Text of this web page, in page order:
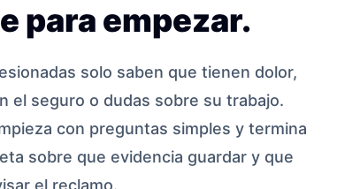
para empezar.
solo saben que tienen dolor,
el seguro o dudas sobre su trabajo.
con preguntas simples y termina
sobre que evidencia guardar y que
el reclamo.